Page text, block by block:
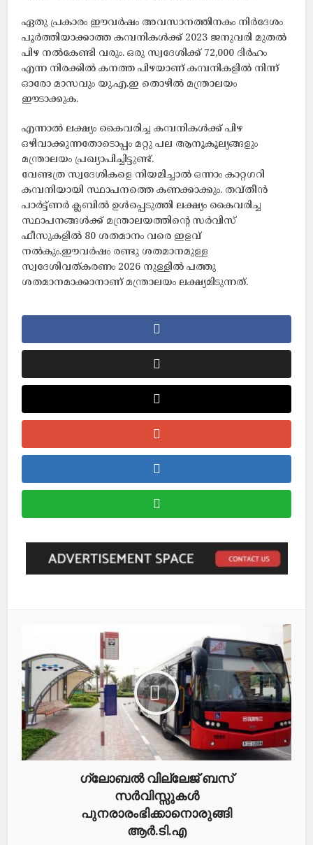
ഏതു പ്രകാരം ഈവർഷം അവസാനത്തിനകം നിർദേശം
പൂർത്തിയാക്കാത്ത കമ്പനികൾക്ക് 2023 ജനുവരി മുതൽ
പിഴ നൽകേണ്ടി വരും. ഒരു സ്വദേശിക്ക് 72,000 ദിർഹം
എന്ന നിരക്കിൽ കനത്ത പിഴയാണ് കമ്പനികളിൽ നിന്ന്
ഓരോ മാസവും യു.എ.ഇ തൊഴിൽ മന്ത്രാലയം
ഈടാക്കുക.
എന്നാൽ ലക്ഷ്യം കൈവരിച്ച കമ്പനികൾക്ക് പിഴ
ഒഴിവാക്കുന്നതോടൊപ്പം മറ്റു പല ആനൂകൂല്യങ്ങളും
മന്ത്രാലയം പ്രഖ്യാപിച്ചിട്ടുണ്ട്.
വേണ്ടത്ര സ്വദേശികളെ നിയമിച്ചാൽ ഒന്നാം കാറ്റഗറി
കമ്പനിയായി സ്ഥാപനത്തെ കണക്കാക്കും. തവ്തീൻ
പാർട്ട്ണർ ക്ലബിൽ ഉൾപ്പെടുത്തി ലക്ഷ്യം കൈവരിച്ച
സ്ഥാപനങ്ങൾക്ക് മന്ത്രാലയത്തിന്‍റെ സർവിസ്
ഫീസുകളിൽ 80 ശതമാനം വരെ ഇളവ്
നൽകും.ഈവർഷം രണ്ടു ശതമാനമുള്ള
സ്വദേശിവത്കരണം 2026 നുള്ളിൽ പത്തു
ശതമാനമാക്കാനാണ് മന്ത്രാലയം ലക്ഷ്യമിടുന്നത്.
ഗ്ലോബൽ വില്ലേജ് ബസ്
സർവിസ്സുകൾ
പുനരാരംഭിക്കാനൊരുങ്ങി
ആർ.ടി.എ